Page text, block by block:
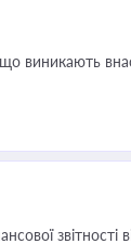
виникають
звітності